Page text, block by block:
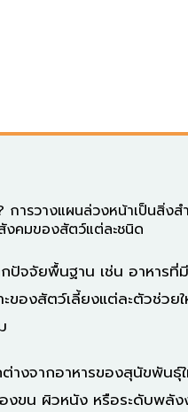
การวางแผนล่วงหน้าเป็นสิ่
งคมของสัตว์แต่ละชนิด
จจัยพื้นฐาน เช่น อาหารที่
องสัตว์เลี้ยงแต่ละตัวช่วย
างจากอาหารของสุนัขพั
น ผิวหนัง หรือระดับพลัง